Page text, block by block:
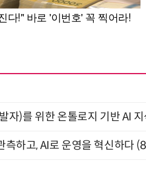
자)를 위한 온톨로지 기반 AI
측하고, AI로 운영을 혁신하다